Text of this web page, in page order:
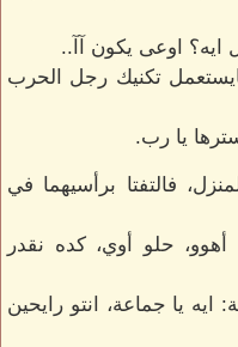
ايه؟ اوعى يكون آآ..
تكنيك رجل الحرب
يا رب.
فالتفتا برأسيهما في
حلو أوي، كده نقدر
يا جماعة، انتو رايحين